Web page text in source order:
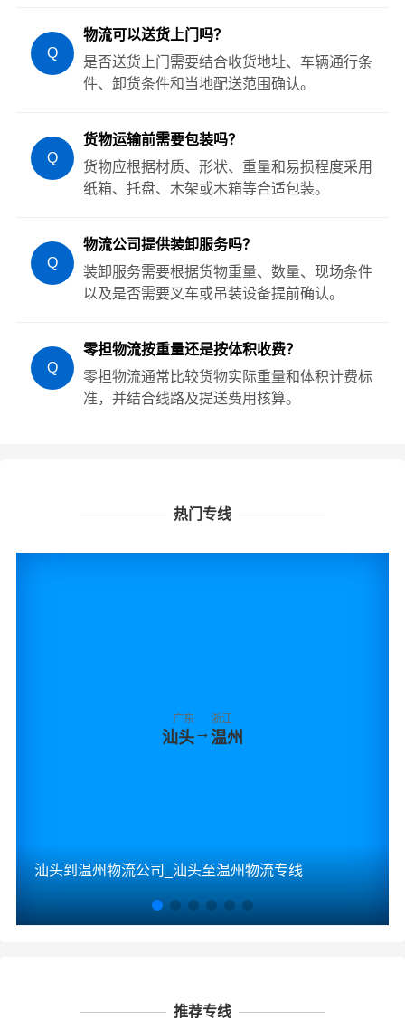
Q
物流可以送货上门吗？
是否送货上门需要结合收货地址、车辆通行条
件、卸货条件和当地配送范围确认。
Q
货物运输前需要包装吗？
货物应根据材质、形状、重量和易损程度采用
纸箱、托盘、木架或木箱等合适包装。
Q
物流公司提供装卸服务吗？
装卸服务需要根据货物重量、数量、现场条件
以及是否需要叉车或吊装设备提前确认。
Q
零担物流按重量还是按体积收费？
零担物流通常比较货物实际重量和体积计费标
准，并结合线路及提送费用核算。
热门专线
广东
汕头→
浙江
温州
汕头到温州物流公司_汕头至温州物流专线
推荐专线